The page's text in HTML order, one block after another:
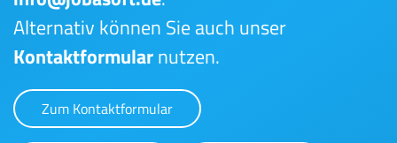
Alternativ können Sie auch unser
Kontaktformularnutzen.
Zum Kontaktformular